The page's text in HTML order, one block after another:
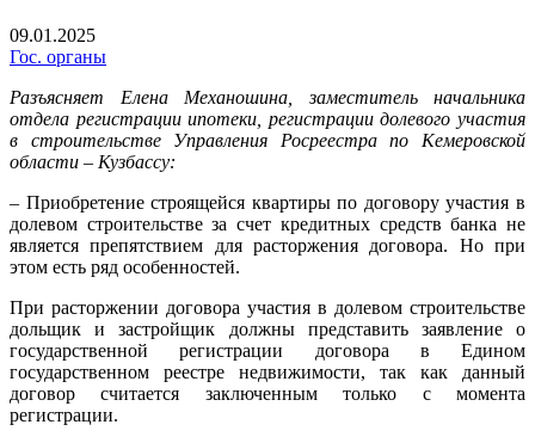
09.01.2025
Гос. органы
Разъясняет Елена Механошина, заместитель начальника
отдела регистрации ипотеки, регистрации долевого участия
в строительстве Управления Росреестра по Кемеровской
области – Кузбассу:
– Приобретение строящейся квартиры по договору участия в
долевом строительстве за счет кредитных средств банка не
является препятствием для расторжения договора. Но при
этом есть ряд особенностей.
При расторжении договора участия в долевом строительстве
дольщик и застройщик должны представить заявление о
государственной регистрации договора в Едином
государственном реестре недвижимости, так как данный
договор считается заключенным только с момента
регистрации.